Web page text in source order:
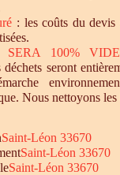
: les coûts du devis
SERA 100%
déchets seront
Nous nettoyons
Saint-Léon 33670
Saint-Léon 33670
Saint-Léon 33670